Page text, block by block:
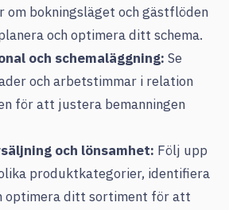
om bokningsläget och gästflöden
och optimera ditt schema.
och schemaläggning: Se
och arbetstimmar i relation
för att justera bemanningen
och lönsamhet: Följ upp
produktkategorier, identifiera
optimera ditt sortiment för att